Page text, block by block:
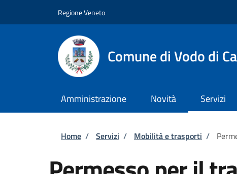
Regione Veneto
Comune di Vodo di
Amministrazione Novità Servizi
Briciole di pane
Home / Servizi / Mobilità e trasporti /